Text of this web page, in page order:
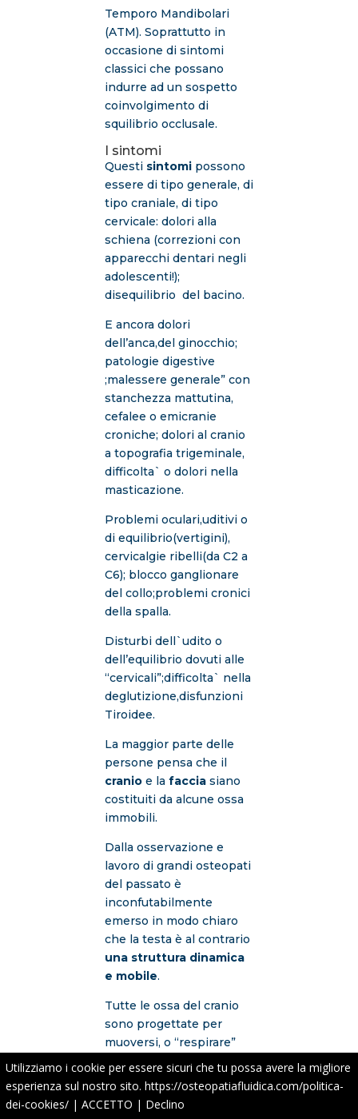
Temporo Mandibolari
(ATM). Soprattutto in
occasione di sintomi
classici che possano
indurre ad un sospetto
coinvolgimento di
squilibrio occlusale.
I sintomi
Questisintomipossono
essere di tipo generale, di
tipo craniale, di tipo
cervicale: dolori alla
schiena (correzioni con
apparecchi dentari negli
adolescenti!);
disequilibrio del bacino.
E ancora dolori
dell’anca,del ginocchio;
patologie digestive
;malessere generale” con
stanchezza mattutina,
cefalee o emicranie
croniche; dolori al cranio
a topografia trigeminale,
difficolta` o dolori nella
masticazione.
Problemi oculari,uditivi o
di equilibrio(vertigini),
cervicalgie ribelli(da C2 a
C6); blocco ganglionare
del collo;problemi cronici
della spalla.
Disturbi dell`udito o
dell’equilibrio dovuti alle
“cervicali”;difficolta` nella
deglutizione,disfunzioni
Tiroidee.
La maggior parte delle
persone pensa che il
cranioe la facciasiano
costituiti da alcune ossa
immobili.
Dalla osservazione e
lavoro di grandi osteopati
del passato è
inconfutabilmente
emerso in modo chiaro
che la testa è al contrario
una struttura dinamica
e mobile.
Tutte le ossa del cranio
sono progettate per
muoversi, o “respirare”
La scoperta del
meccanismo
Utilizziamo i cookie per essere sicuri che tu possa avere la migliore
esperienza sul nostro sito. https://osteopatiafluidica.com/politica-
dei-cookies/ | ACCETTO | Declino